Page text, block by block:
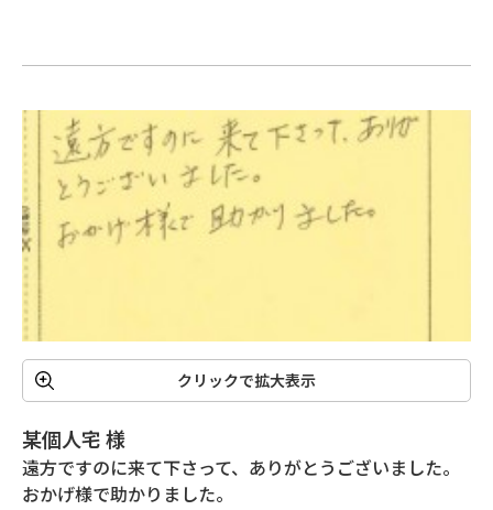
クリックで拡大表示
某個人宅 様
遠方ですのに来て下さって、ありがとうございました。
おかげ様で助かりました。